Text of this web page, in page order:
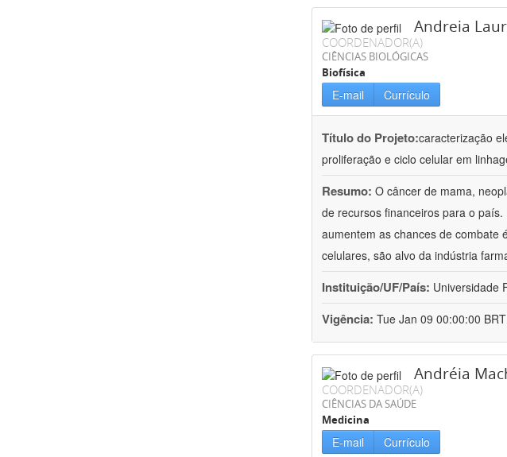
Andreia
COORDENADOR(A)
CIÊNCIAS BIOLÓGICAS
Biofísica
E-mail Currículo
Título do Projeto:caracterização
proliferação e ciclo celular em
Resumo: O câncer de mama,
de recursos financeiros para o
aumentem as chances de combate
celulares, são alvo da indústria
Instituição/UF/País: Universidade
Vigência: Tue Jan 09 00:00:00
Andréia
COORDENADOR(A)
CIÊNCIAS DA SAÚDE
Medicina
E-mail Currículo